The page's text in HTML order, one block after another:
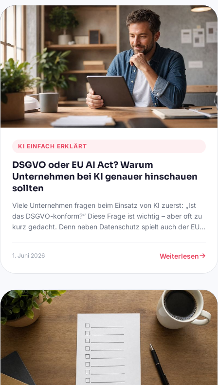
falsche Informationen, und das Vertrauen in Ihr Unternehmen
gerät ins Wanken. Was ist hier schiefgelaufen?
KI EINFACH ERKLÄRT
DSGVO oder EU AI Act? Warum
Unternehmen bei KI genauer hinschauen
sollten
Viele Unternehmen fragen beim Einsatz von KI zuerst: „Ist
das DSGVO-konform?“ Diese Frage ist wichtig – aber oft zu
kurz gedacht. Denn neben Datenschutz spielt auch der EU
1. Juni 2026 Weiterlesen